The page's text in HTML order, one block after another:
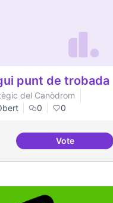
punt de trobada
del Canòdrom
0 0
VoteBar obert,